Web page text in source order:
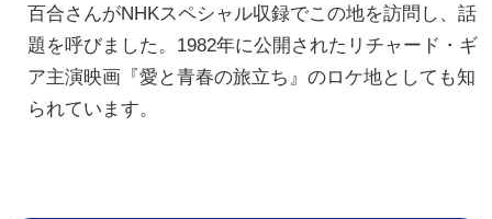
百合さんがNHKスペシャル収録でこの地を訪問し、話
題を呼びました。1982年に公開されたリチャード・ギ
ア主演映画『愛と青春の旅立ち』のロケ地としても知
られています。